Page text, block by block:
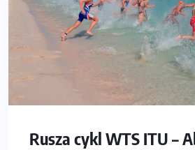
Rusza cykl WTS ITU –